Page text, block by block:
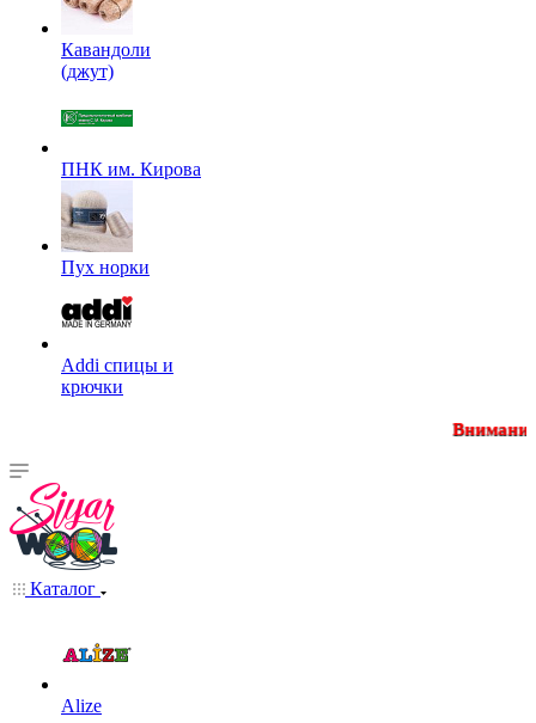
Кавандоли
(джут)
ПНК им. Кирова
Пух норки
Addi спицы и
крючки
Внимание!
Каталог
Alize